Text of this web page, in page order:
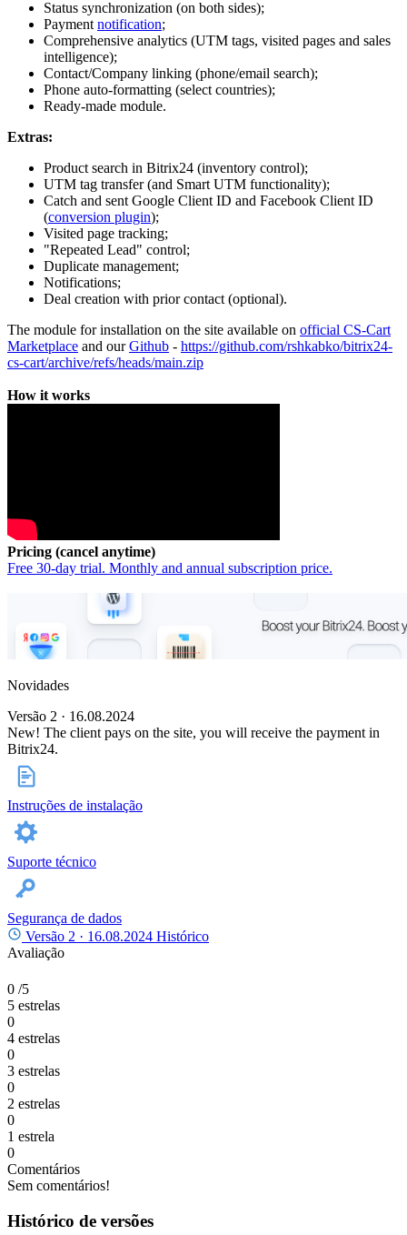
Status synchronization (on both sides);
Paymentnotification;
Comprehensive analytics (UTM tags, visited pages and sales
intelligence);
Contact/Company linking (phone/email search);
Phone auto-formatting (select countries);
Ready-made module.
Extras:
Product search in Bitrix24 (inventory control);
UTM tag transfer (and Smart UTM functionality);
Catch and sent Google Client ID and Facebook Client ID
(conversion plugin);
Visited page tracking;
"Repeated Lead" control;
Duplicate management;
Notifications;
Deal creation with prior contact (optional).
The module for installation on the site available on official CS-Cart
Marketplace and ourGithub - https://github.com/rshkabko/bitrix24-
cs-cart/archive/refs/heads/main.zip
How it works
Pricing (cancel anytime)
Free 30-day trial. Monthly and annual subscription price.
Novidades
Versão 2 · 16.08.2024
New! The client pays on the site, you will receive the payment in
Bitrix24.
Instruções de instalação
Suporte técnico
Segurança de dados
Versão 2 · 16.08.2024 Histórico
Avaliação
0 /5
5 estrelas
0
4 estrelas
0
3 estrelas
0
2 estrelas
0
1 estrela
0
Comentários
Sem comentários!
Histórico de versões